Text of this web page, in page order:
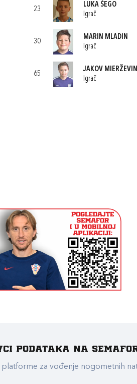
23
LUKA ŠEGO
Igrač
30
MARIN MLADIN
Igrač
65
JAKOV
Igrač
podataka na
za vođenje nogometnih